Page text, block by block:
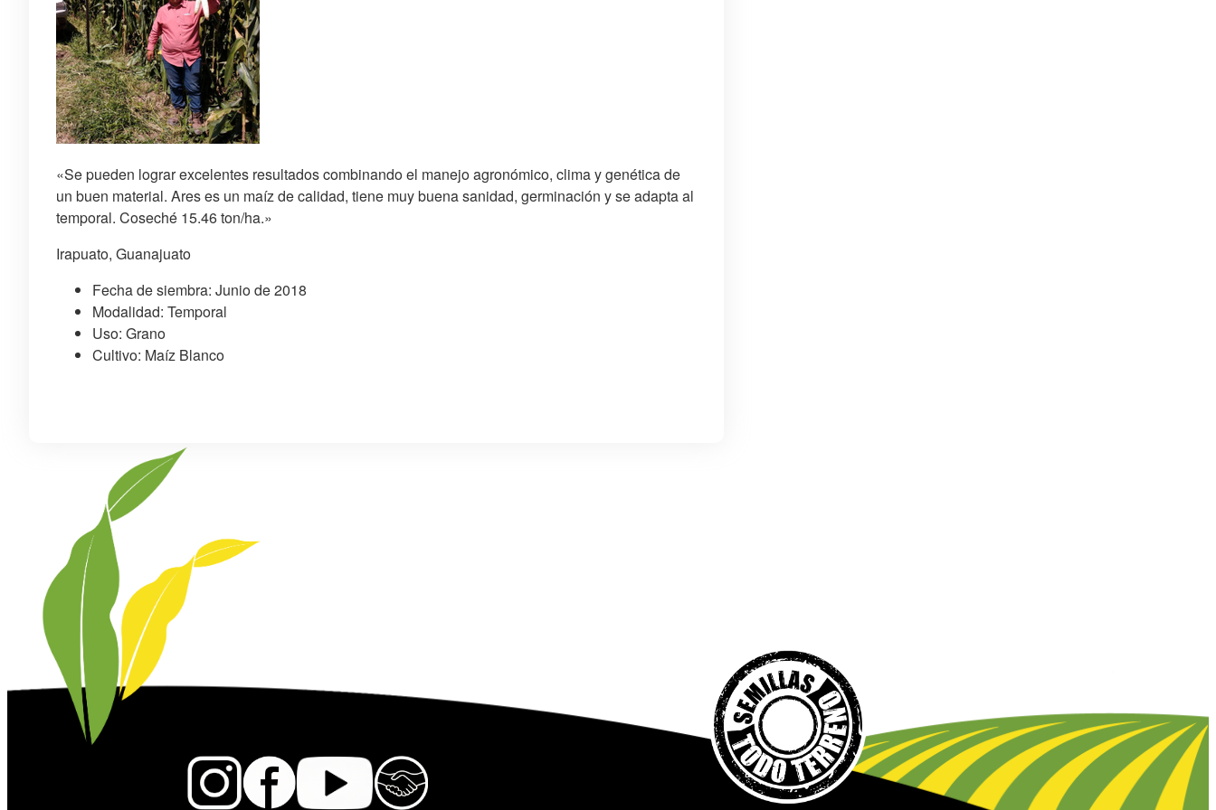
«Se pueden lograr excelentes resultados combinando el manejo agronómico, clima y genética de
un buen material. Ares es un maíz de calidad, tiene muy buena sanidad, germinación y se adapta al
temporal. Coseché 15.46 ton/ha.»
Irapuato, Guanajuato
Fecha de siembra: Junio de 2018
Modalidad: Temporal
Uso: Grano
Cultivo: Maíz Blanco